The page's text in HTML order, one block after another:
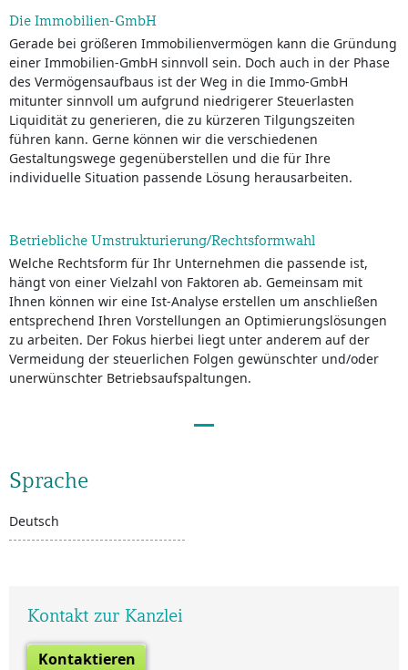
Die Immobilien-GmbH
Gerade bei größeren Immobilienvermögen kann die Gründung
einer Immobilien-GmbH sinnvoll sein. Doch auch in der Phase
des Vermögensaufbaus ist der Weg in die Immo-GmbH
mitunter sinnvoll um aufgrund niedrigerer Steuerlasten
Liquidität zu generieren, die zu kürzeren Tilgungszeiten
führen kann. Gerne können wir die verschiedenen
Gestaltungswege gegenüberstellen und die für Ihre
individuelle Situation passende Lösung herausarbeiten.
Betriebliche Umstrukturierung/Rechtsformwahl
Welche Rechtsform für Ihr Unternehmen die passende ist,
hängt von einer Vielzahl von Faktoren ab. Gemeinsam mit
Ihnen können wir eine Ist-Analyse erstellen um anschließen
entsprechend Ihren Vorstellungen an Optimierungslösungen
zu arbeiten. Der Fokus hierbei liegt unter anderem auf der
Vermeidung der steuerlichen Folgen gewünschter und/oder
unerwünschter Betriebsaufspaltungen.
Sprache
Deutsch
Kontakt zur Kanzlei
Kontaktieren